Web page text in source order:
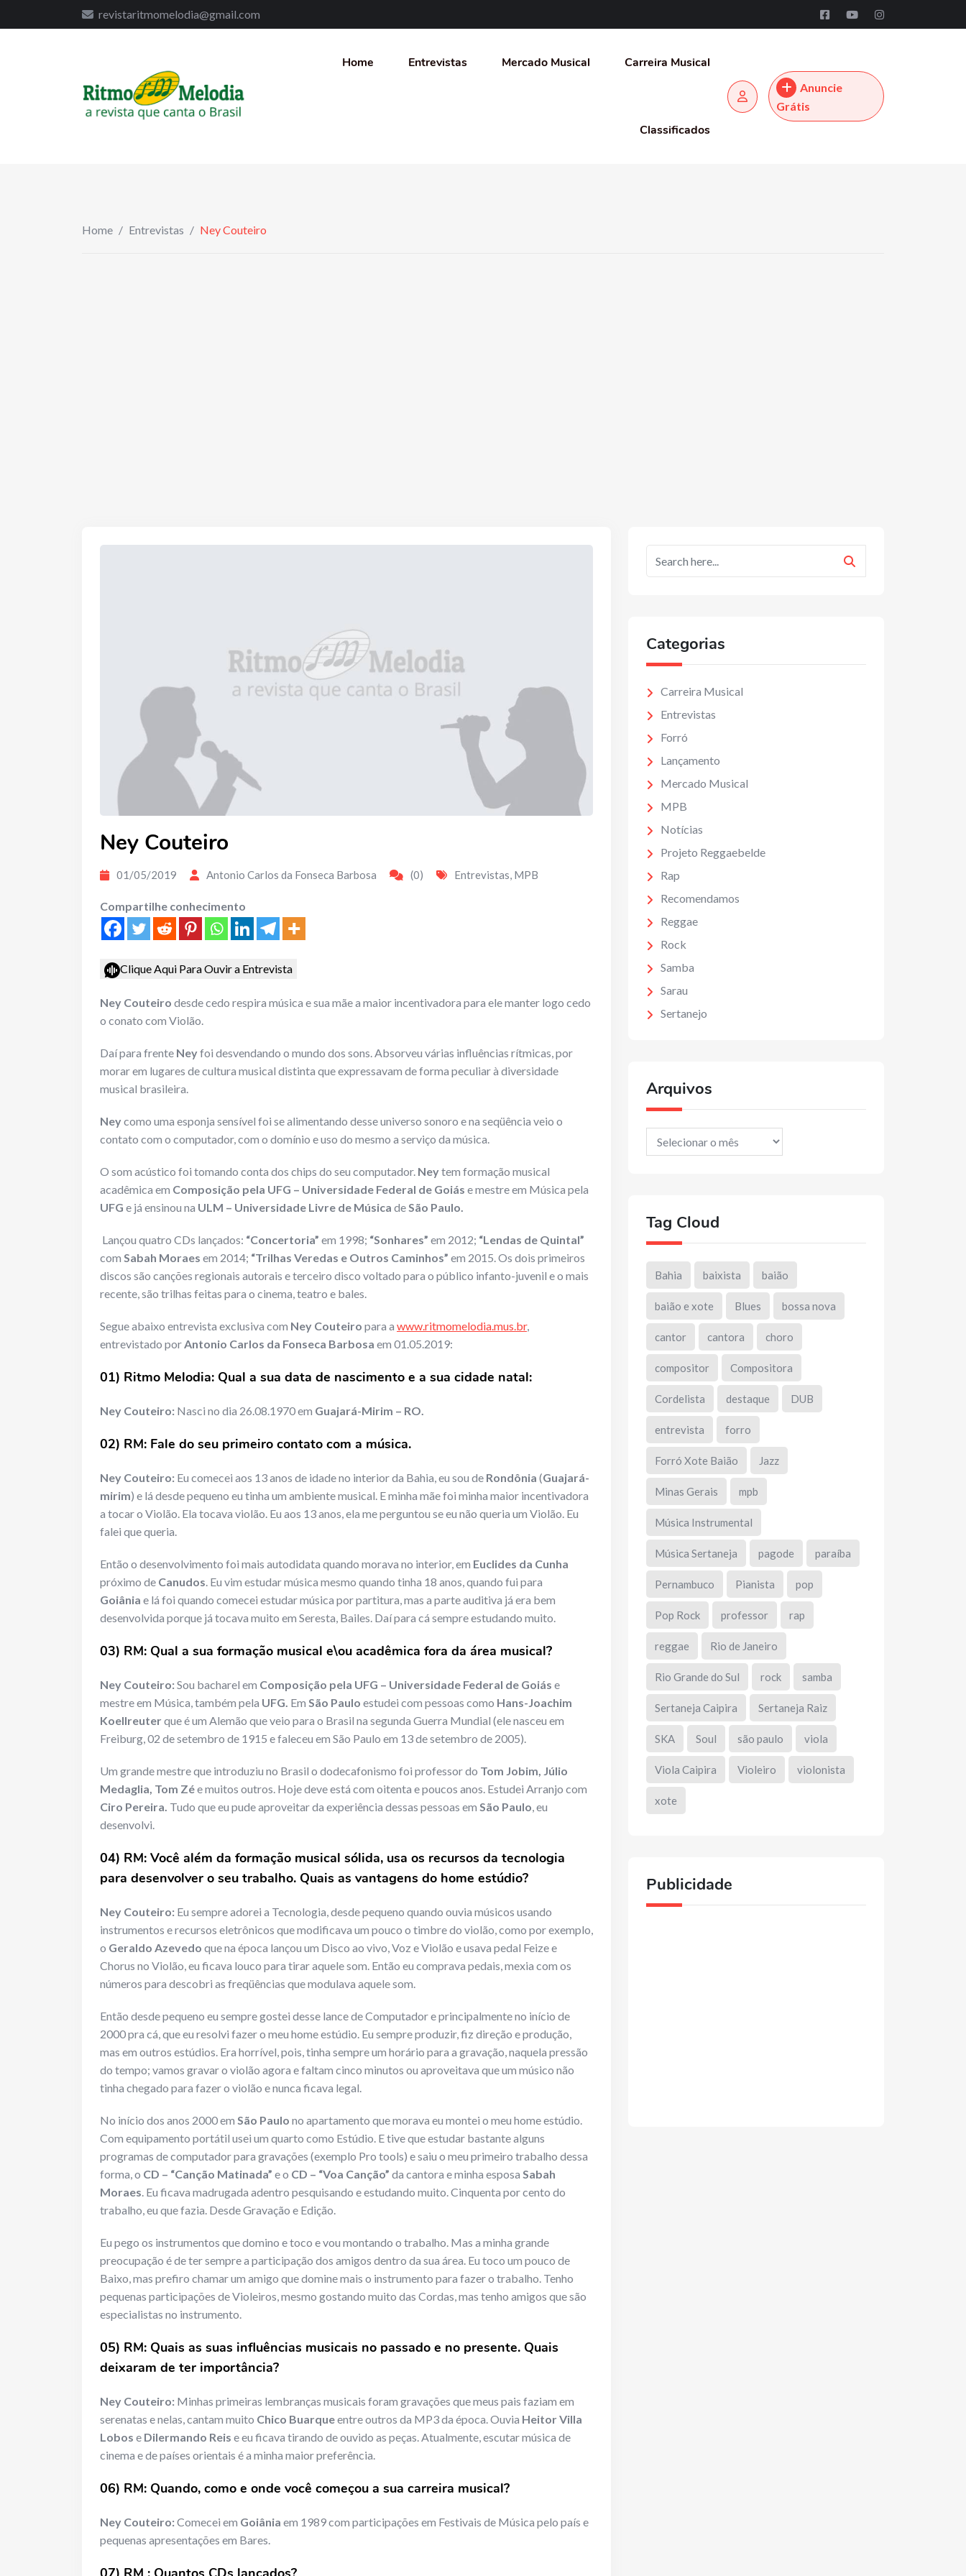
revistaritmomelodia@gmail.com
Home Entrevistas Mercado Musical Carreira Musical
Classificados
Anuncie
Grátis
Home / Entrevistas / Ney Couteiro
Ney Couteiro
01/05/2019 Antonio Carlos da Fonseca Barbosa (0) Entrevistas, MPB
Compartilhe conhecimento
Clique Aqui Para Ouvir a Entrevista
Ney Couteiro desde cedo respira música e sua mãe a maior incentivadora para ele manter logo cedo
o conato com Violão.
Daí para frente Neyfoi desvendando o mundo dos sons. Absorveu várias influências rítmicas, por
morar em lugares de cultura musical distinta que expressavam de forma peculiar à diversidade
musical brasileira.
Neycomo uma esponja sensível foi se alimentando desse universo sonoro e na seqüência veio o
contato com o computador, com o domínio e uso do mesmo a serviço da música.
O som acústico foi tomando conta dos chips do seu computador. Neytem formação musical
acadêmica em Composição pela UFG – Universidade Federal de Goiás e mestre em Música pela
UFG e já ensinou na ULM – Universidade Livre de Música deSão Paulo.
Lançou quatro CDs lançados: “Concertoria” em 1998; “Sonhares” em 2012; “Lendas de Quintal”
com Sabah Moraes em 2014; “Trilhas Veredas e Outros Caminhos” em 2015. Os dois primeiros
discos são canções regionais autorais e terceiro disco voltado para o público infanto-juvenil e o mais
recente, são trilhas feitas para o cinema, teatro e bales.
Segue abaixo entrevista exclusiva com Ney Couteiro para a www.ritmomelodia.mus.br,
entrevistado porAntonio Carlos da Fonseca Barbosa em 01.05.2019:
01) Ritmo Melodia: Qual a sua data de nascimento e a sua cidade natal:
Ney Couteiro: Nasci no dia 26.08.1970 em Guajará-Mirim – RO.
02) RM: Fale do seu primeiro contato com a música.
Ney Couteiro: Eu comecei aos 13 anos de idade no interior da Bahia, eu sou de Rondônia (Guajará-
mirim) e lá desde pequeno eu tinha um ambiente musical. E minha mãe foi minha maior incentivadora
a tocar o Violão. Ela tocava violão. Eu aos 13 anos, ela me perguntou se eu não queria um Violão. Eu
falei que queria.
Então o desenvolvimento foi mais autodidata quando morava no interior, em Euclides da Cunha
próximo de Canudos. Eu vim estudar música mesmo quando tinha 18 anos, quando fui para
Goiânia e lá foi quando comecei estudar música por partitura, mas a parte auditiva já era bem
desenvolvida porque já tocava muito em Seresta, Bailes. Daí para cá sempre estudando muito.
03) RM: Qual a sua formação musical e\ou acadêmica fora da área musical?
Ney Couteiro:Sou bacharel em Composição pela UFG – Universidade Federal de Goiás e
mestre em Música, também pela UFG. Em São Paulo estudei com pessoas como Hans-Joachim
Koellreuterque é um Alemão que veio para o Brasil na segunda Guerra Mundial (ele nasceu em
Freiburg, 02 de setembro de 1915 e faleceu em São Paulo em 13 de setembro de 2005).
Um grande mestre que introduziu no Brasil o dodecafonismo foi professor do Tom Jobim, Júlio
Medaglia, Tom Zée muitos outros. Hoje deve está com oitenta e poucos anos. Estudei Arranjo com
Ciro Pereira. Tudo que eu pude aproveitar da experiência dessas pessoas em São Paulo, eu
desenvolvi.
04) RM: Você além da formação musical sólida, usa os recursos da tecnologia
para desenvolver o seu trabalho. Quais as vantagens do home estúdio?
Ney Couteiro: Eu sempre adorei a Tecnologia, desde pequeno quando ouvia músicos usando
instrumentos e recursos eletrônicos que modificava um pouco o timbre do violão, como por exemplo,
o Geraldo Azevedo que na época lançou um Disco ao vivo, Voz e Violão e usava pedal Feize e
Chorus no Violão, eu ficava louco para tirar aquele som. Então eu comprava pedais, mexia com os
números para descobri as freqüências que modulava aquele som.
Então desde pequeno eu sempre gostei desse lance de Computador e principalmente no início de
2000 pra cá, que eu resolvi fazer o meu home estúdio. Eu sempre produzir, fiz direção e produção,
mas em outros estúdios. Era horrível, pois, tinha sempre um horário para a gravação, naquela pressão
do tempo; vamos gravar o violão agora e faltam cinco minutos ou aproveitava que um músico não
tinha chegado para fazer o violão e nunca ficava legal.
No início dos anos 2000 em São Paulo no apartamento que morava eu montei o meu home estúdio.
Com equipamento portátil usei um quarto como Estúdio. E tive que estudar bastante alguns
programas de computador para gravações (exemplo Pro tools) e saiu o meu primeiro trabalho dessa
forma, o CD – “Canção Matinada” e o CD – “Voa Canção” da cantora e minha esposa Sabah
Moraes. Eu ficava madrugada adentro pesquisando e estudando muito. Cinquenta por cento do
trabalho, eu que fazia. Desde Gravação e Edição.
Eu pego os instrumentos que domino e toco e vou montando o trabalho. Mas a minha grande
preocupação é de ter sempre a participação dos amigos dentro da sua área. Eu toco um pouco de
Baixo, mas prefiro chamar um amigo que domine mais o instrumento para fazer o trabalho. Tenho
pequenas participações de Violeiros, mesmo gostando muito das Cordas, mas tenho amigos que são
especialistas no instrumento.
05) RM: Quais as suas influências musicais no passado e no presente. Quais
deixaram de ter importância?
Ney Couteiro: Minhas primeiras lembranças musicais foram gravações que meus pais faziam em
serenatas e nelas, cantam muito Chico Buarqueentre outros da MP3 da época. Ouvia HeitorVilla
Lobos e Dilermando Reis e eu ficava tirando de ouvido as peças. Atualmente, escutar música de
cinema e de países orientais é a minha maior preferência.
06) RM: Quando, como e onde você começou a sua carreira musical?
Ney Couteiro:Comecei em Goiânia em 1989 com participações em Festivais de Música pelo país e
pequenas apresentações em Bares.
Categorias
Carreira Musical
Entrevistas
Forró
Lançamento
Mercado Musical
MPB
Notícias
Projeto Reggaebelde
Rap
Recomendamos
Reggae
Rock
Samba
Sarau
Sertanejo
Arquivos
Arquivos
Tag Cloud
Bahia baixista baião
baião e xote Blues bossa nova
cantor cantora choro
compositor Compositora
Cordelista destaque DUB
entrevista forro
Forró Xote Baião Jazz
Minas Gerais mpb
Música Instrumental
Música Sertaneja pagode paraíba
Pernambuco Pianista pop
Pop Rock professor rap
reggae Rio de Janeiro
Rio Grande do Sul rock samba
Sertaneja Caipira Sertaneja Raiz
SKA Soul são paulo viola
Viola Caipira Violeiro violonista
xote
Publicidade